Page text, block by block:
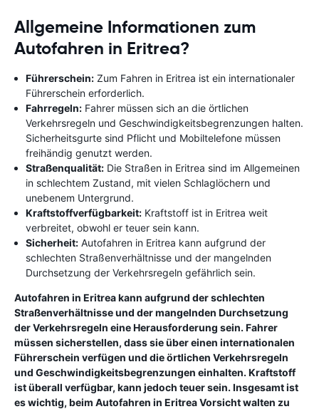
Allgemeine Informationen zum
Autofahren in Eritrea?
Führerschein: Zum Fahren in Eritrea ist ein internationaler
Führerschein erforderlich.
Fahrregeln: Fahrer müssen sich an die örtlichen
Verkehrsregeln und Geschwindigkeitsbegrenzungen halten.
Sicherheitsgurte sind Pflicht und Mobiltelefone müssen
freihändig genutzt werden.
Straßenqualität: Die Straßen in Eritrea sind im Allgemeinen
in schlechtem Zustand, mit vielen Schlaglöchern und
unebenem Untergrund.
Kraftstoffverfügbarkeit: Kraftstoff ist in Eritrea weit
verbreitet, obwohl er teuer sein kann.
Sicherheit: Autofahren in Eritrea kann aufgrund der
schlechten Straßenverhältnisse und der mangelnden
Durchsetzung der Verkehrsregeln gefährlich sein.
Autofahren in Eritrea kann aufgrund der schlechten
Straßenverhältnisse und der mangelnden Durchsetzung
der Verkehrsregeln eine Herausforderung sein. Fahrer
müssen sicherstellen, dass sie über einen internationalen
Führerschein verfügen und die örtlichen Verkehrsregeln
und Geschwindigkeitsbegrenzungen einhalten. Kraftstoff
ist überall verfügbar, kann jedoch teuer sein. Insgesamt ist
es wichtig, beim Autofahren in Eritrea Vorsicht walten zu